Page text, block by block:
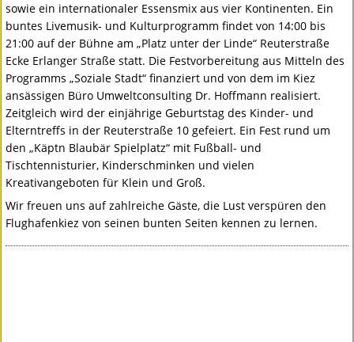
sowie ein internationaler Essensmix aus vier Kontinenten. Ein
buntes Livemusik- und Kulturprogramm findet von 14:00 bis
21:00 auf der Bühne am „Platz unter der Linde“ Reuterstraße
Ecke Erlanger Straße statt. Die Festvorbereitung aus Mitteln des
Programms „Soziale Stadt“ finanziert und von dem im Kiez
ansässigen Büro Umweltconsulting Dr. Hoffmann realisiert.
Zeitgleich wird der einjährige Geburtstag des Kinder- und
Elterntreffs in der Reuterstraße 10 gefeiert. Ein Fest rund um
den „Käptn Blaubär Spielplatz“ mit Fußball- und
Tischtennisturier, Kinderschminken und vielen
Kreativangeboten für Klein und Groß.
Wir freuen uns auf zahlreiche Gäste, die Lust verspüren den
Flughafenkiez von seinen bunten Seiten kennen zu lernen.